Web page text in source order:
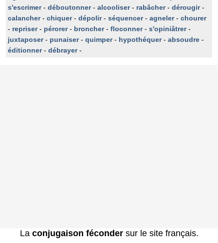
s'escrimer- déboutonner- alcooliser- rabâcher- dérougir-
calancher- chiquer- dépolir- séquencer- agneler- chourer
- repriser- pérorer- broncher- floconner- s'opiniâtrer-
juxtaposer- punaiser- quimper- hypothéquer- absoudre -
éditionner- débrayer-
La conjugaison fécondersur le site français.